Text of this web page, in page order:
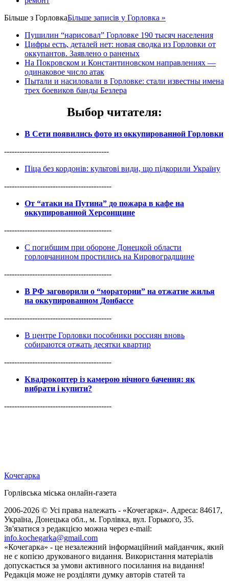
Більше з ГорловкаБільше записів у Горловка »
Пушилин “нарисовал” Горловке 190 тысяч населения
Цифры есть, деталей нет: новая сводка из Горловки от
оккупантов. Заявлено о раненых
На Покровском и Константиновском направлениях —
одинаковое число атак
Пытали и насиловали в Горловке: стали известны имена
трех боевиков банды Безлера
Выбор читателя:
В Сети появились фото из оккупированной Горловки
-----------------------------------------
Піца без кордонів: культові види, що підкорили Україну
------------------------------------------
От “атаки на Путина” до пожара в кафе на
оккупированной Херсонщине
------------------------------------------
С погибшим при обороне Донецкой области
горловчанином простились на Кировоградщине
------------------------------------------
В РФ заговорили о “моратории” на отжатие жилья
на оккупированном Донбассе
------------------------------------------
В центре Горловки пособники россиян вновь
собираются отжать десятки квартир
------------------------------------------
Квадрокоптер із камерою нічного бачення: як
вибрати і купити?
------------------------------------------
Кочегарка
Горлівська міська онлайн-газета
2006-2026 © Усі права належать - «Кочегарка». Адреса: 84617,
Україна, Донецька обл., м. Горлівка, вул. Горького, 35.
Зв'язатися з редакцією можна через e-mail:
info.kochegarka@gmail.com
«Кочегарка» - це незалежний інформаційний майданчик, який
не є копією друкованого видання. Використання матеріалів
допускається за умови активного посилання на видання!
Редакція може не розділяти думку авторів статей та